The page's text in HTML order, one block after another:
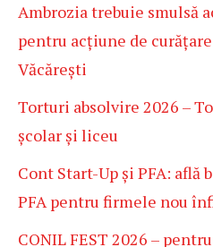
Ambrozia trebuie smulsă
pentru acțiune de
Văcărești
Torturi absolvire 2026 –
școlar și liceu
Cont Start-Up și PFA: află
PFA pentru firmele nou
CONIL FEST 2026 –